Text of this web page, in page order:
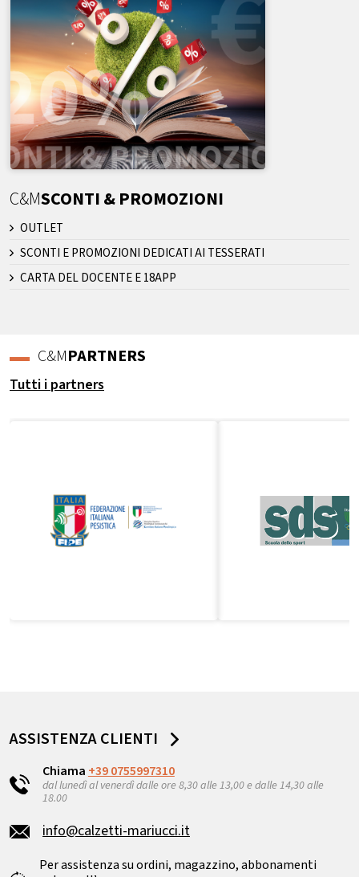
C&MSCONTI & PROMOZIONI
OUTLET
SCONTI E PROMOZIONI DEDICATI AI TESSERATI
CARTA DEL DOCENTE E 18APP
C&MPARTNERS
Tutti i partners
ASSISTENZA CLIENTI
Chiama +39 0755997310
dal lunedì al venerdì dalle ore 8,30 alle 13,00 e dalle 14,30 alle
18.00
info@calzetti-mariucci.it
Per assistenza su ordini, magazzino, abbonamenti